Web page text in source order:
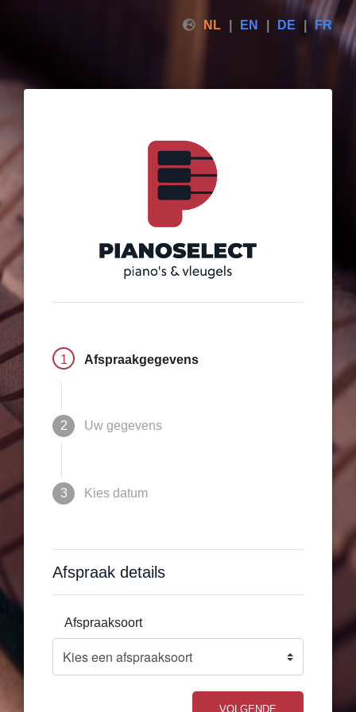
NL EN DE FR
1 Afspraakgegevens
2 Uw gegevens
3 Kies datum
Afspraak details
Afspraaksoort